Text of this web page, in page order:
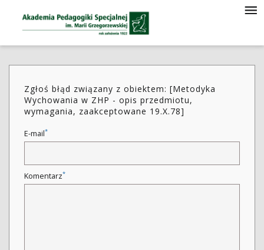
Zgłoś błąd związany z obiektem: [Metodyka
Wychowania w ZHP - opis przedmiotu,
wymagania, zaakceptowane 19.X.78]
E-mail*
Komentarz*